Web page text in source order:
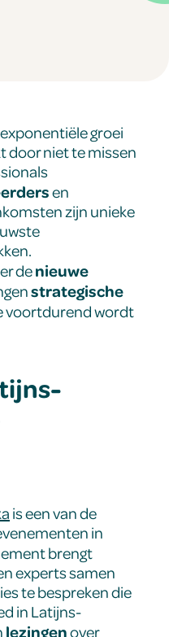
groei
door niet te missen
en
zijn unieke
denieuwe
strategische
voortdurend wordt
is een van de
in
brengt
experts samen
te bespreken die
in Latijns-
lezingenover